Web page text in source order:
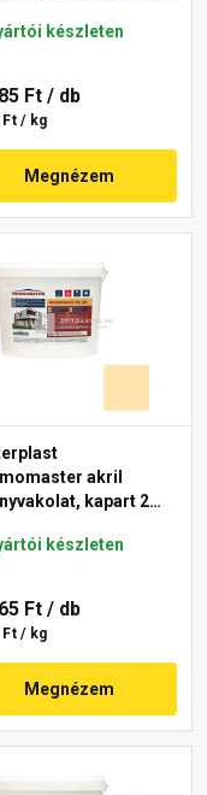
készleten
Ft / db
Ft / kg
Megnézem
akril
kapart 2
készleten
Ft / db
Ft / kg
Megnézem